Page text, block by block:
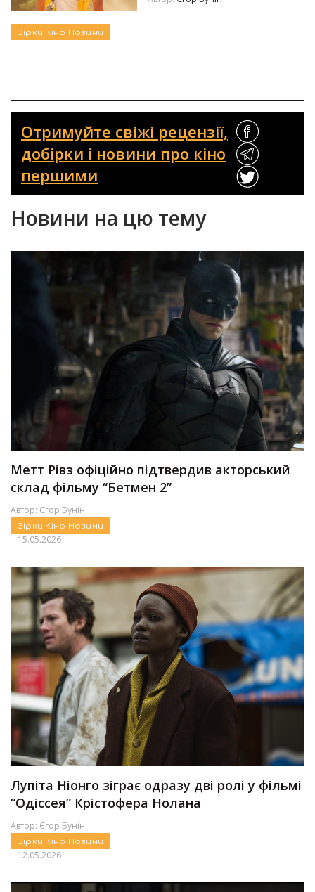
Зірки Кіно Новини
Отримуйте свіжі рецензії,
добірки і новини про кіно
першими
Новини на цю тему
Метт Рівз офіційно підтвердив акторський
склад фільму “Бетмен 2”
Автор: Єгор Бунін
Зірки Кіно Новини
15.05.2026
Лупіта Ніонго зіграє одразу дві ролі у фільмі
“Одіссея” Крістофера Нолана
Автор: Єгор Бунін
Зірки Кіно Новини
12.05.2026